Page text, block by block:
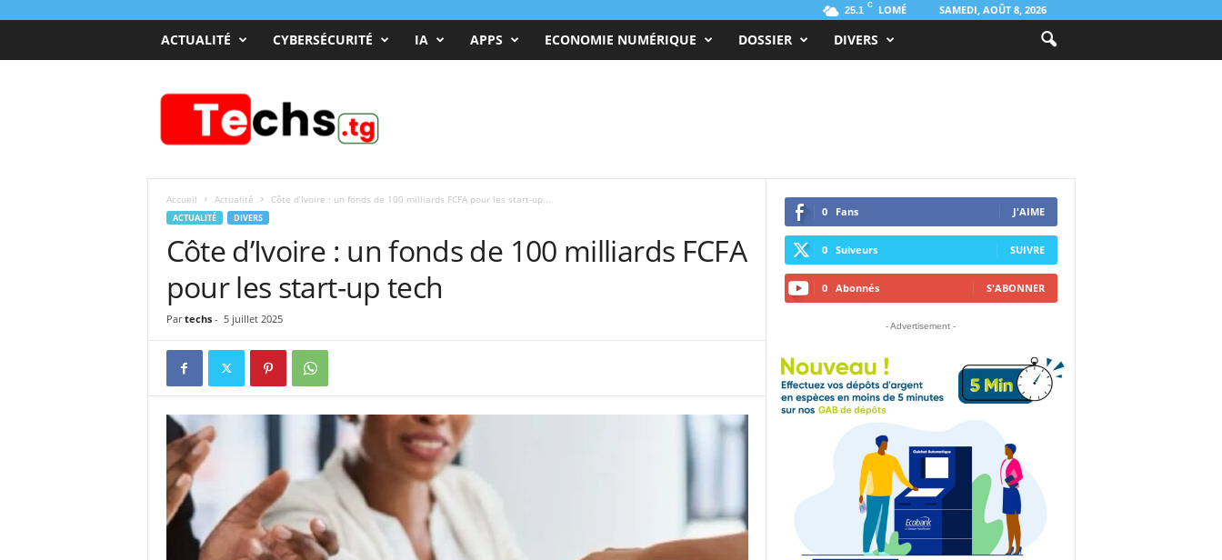
25.1 C LOMÉ SAMEDI, AOÛT 8, 2026
ACTUALITÉ CYBERSÉCURITÉ IA APPS ECONOMIE NUMÉRIQUE DOSSIER DIVERS
Accueil Actualité Côte d’Ivoire : un fonds de 100 milliards FCFA pour les start-up...
ACTUALITÉ DIVERS
Côte d’Ivoire : un fonds de 100 milliards FCFA
pour les start-up tech
Par techs- 5 juillet 2025
0 Fans J'AIME
0 Suiveurs SUIVRE
0 Abonnés S'ABONNER
- Advertisement -